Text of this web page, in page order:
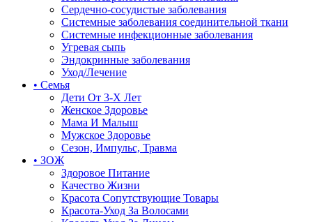
Сердечно-сосудистые заболевания
Системные заболевания соединительной ткани
Системные инфекционные заболевания
Угревая сыпь
Эндокринные заболевания
Уход/Лечение
• Семья
Дети От 3-Х Лет
Женское Здоровье
Мама И Малыш
Мужское Здоровье
Сезон, Импульс, Травма
• ЗОЖ
Здоровое Питание
Качество Жизни
Красота Сопутствующие Товары
Красота-Уход За Волосами